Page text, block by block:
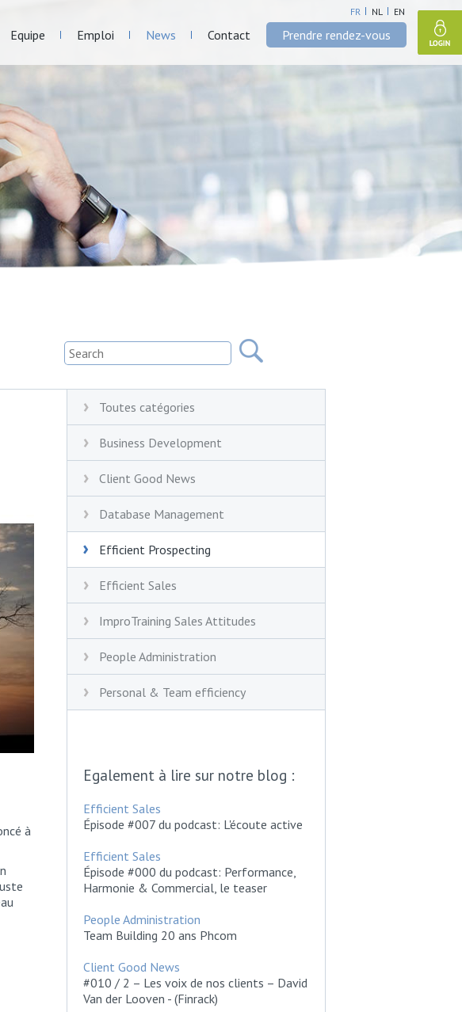
FR NL EN
Equipe Emploi News Contact Prendre rendez-vous
Toutes catégories
Business Development
Client Good News
Database Management
Efficient Prospecting
Efficient Sales
ImproTraining Sales Attitudes
People Administration
Personal & Team efficiency
Egalement à lire sur notre blog :
Efficient Sales
Épisode #007 du podcast: L'écoute active
Efficient Sales
Épisode #000 du podcast: Performance,
Harmonie & Commercial, le teaser
People Administration
Team Building 20 ans Phcom
Client Good News
#010 / 2 – Les voix de nos clients – David
Van der Looven - (Finrack)
à